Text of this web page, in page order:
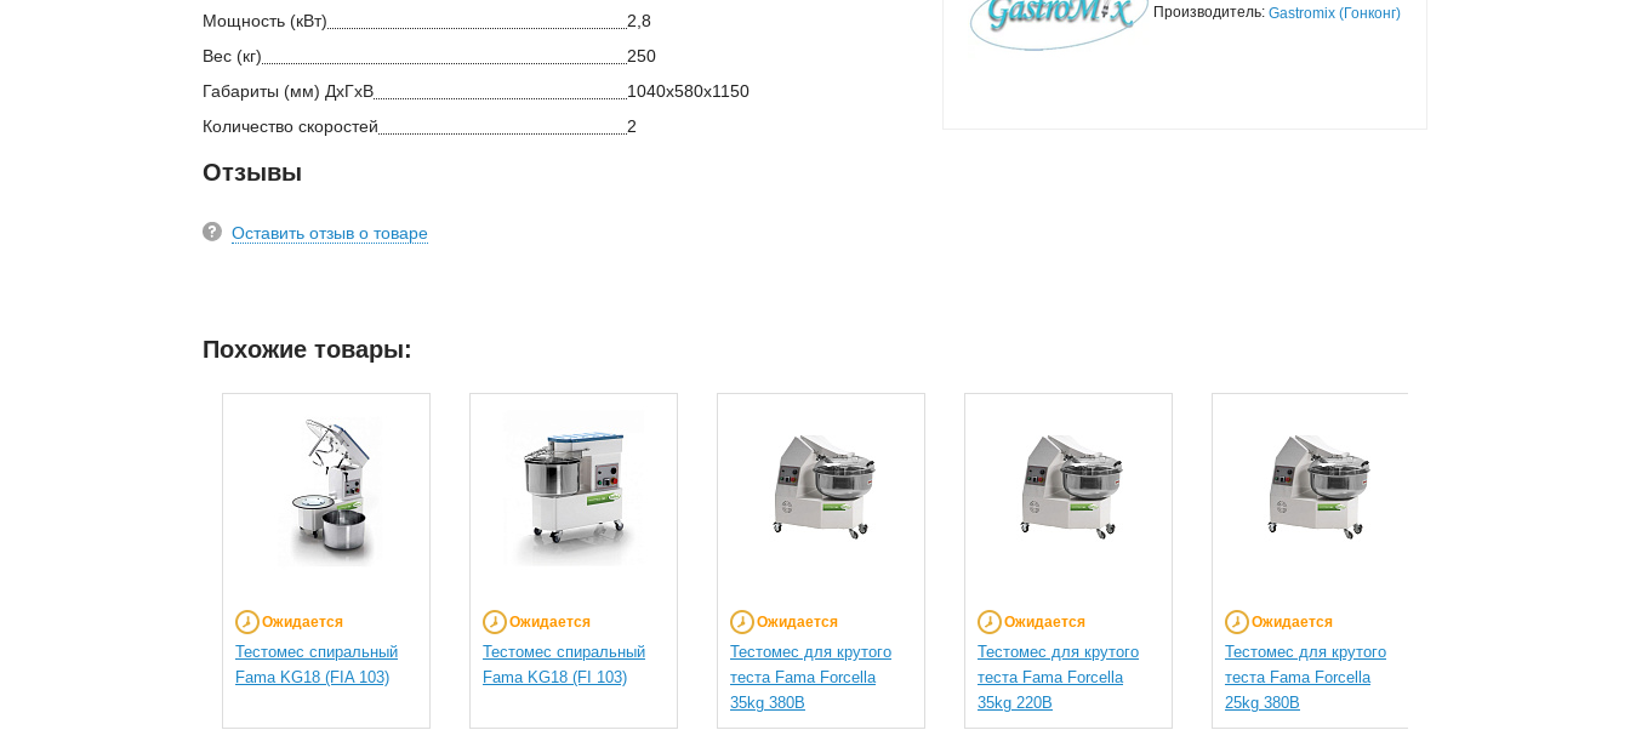
Производитель: Gastromix (Гонконг)
Мощность (кВт)
2,8
Вес (кг)
250
Габариты (мм) ДхГхВ
1040х580х1150
Количество скоростей
2
Отзывы
Оставить отзыв о товаре
Похожие товары:
Ожидается
Тестомес спиральный
Fama KG18 (FIA 103)
Ожидается
Тестомес спиральный
Fama KG18 (FI 103)
Ожидается
Тестомес для крутого
теста Fama Forcella
35kg 380В
Ожидается
Тестомес для крутого
теста Fama Forcella
35kg 220В
Ожидается
Тестомес для крутого
теста Fama Forcella
25kg 380В